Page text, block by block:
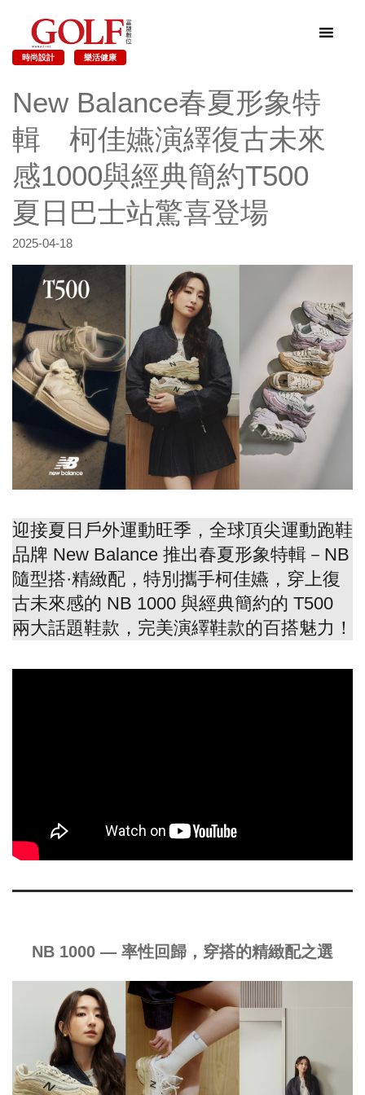
時尚設計 樂活健康
New Balance春夏形象特
輯 柯佳嬿演繹復古未來
感1000與經典簡約T500
夏日巴士站驚喜登場
2025-04-18
迎接夏日戶外運動旺季，全球頂尖運動跑鞋
品牌 New Balance 推出春夏形象特輯－NB
隨型搭·精緻配，特別攜手柯佳嬿，穿上復
古未來感的 NB 1000 與經典簡約的 T500
兩大話題鞋款，完美演繹鞋款的百搭魅力！
NB 1000 — 率性回歸，穿搭的精緻配之選